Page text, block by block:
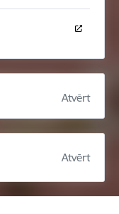
Atvērt
Atvērt